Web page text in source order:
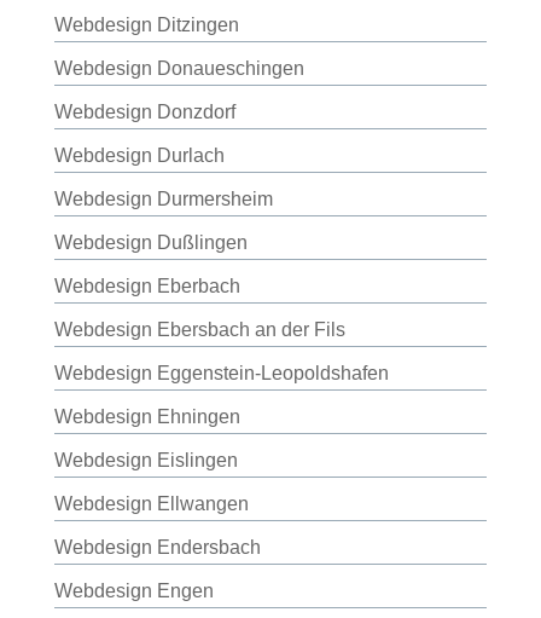
Webdesign Ditzingen
Webdesign Donaueschingen
Webdesign Donzdorf
Webdesign Durlach
Webdesign Durmersheim
Webdesign Dußlingen
Webdesign Eberbach
Webdesign Ebersbach an der Fils
Webdesign Eggenstein-Leopoldshafen
Webdesign Ehningen
Webdesign Eislingen
Webdesign Ellwangen
Webdesign Endersbach
Webdesign Engen